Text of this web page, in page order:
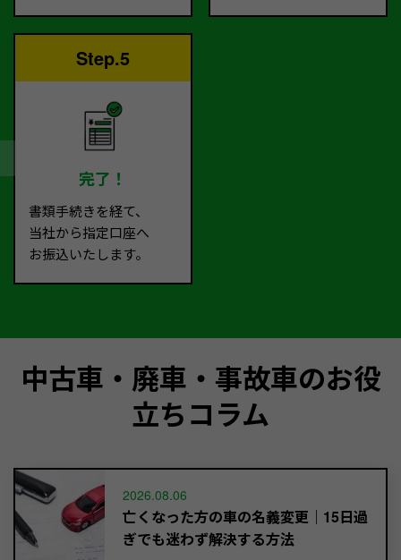
Step.5
完了！
書類手続きを経て、
当社から指定口座へ
お振込いたします。
中古車・廃車・事故車のお役
立ちコラム
2026.08.06
亡くなった方の車の名義変更｜15日過
ぎでも迷わず解決する方法